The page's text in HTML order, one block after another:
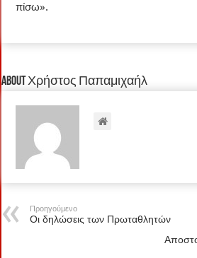
πίσω».
About Χρήστος Παπαμιχαήλ
Προηγούμενο
Οι δηλώσεις των Πρωταθλητών